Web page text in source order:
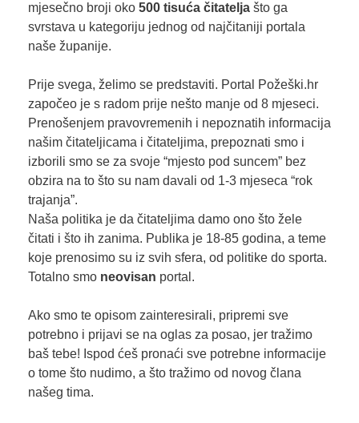
mjesečno broji oko 500 tisuća čitateljašto ga
svrstava u kategoriju jednog od najčitaniji portala
naše županije.
Prije svega, želimo se predstaviti. Portal Požeški.hr
započeo je s radom prije nešto manje od 8 mjeseci.
Prenošenjem pravovremenih i nepoznatih informacija
našim čitateljicama i čitateljima, prepoznati smo i
izborili smo se za svoje “mjesto pod suncem” bez
obzira na to što su nam davali od 1-3 mjeseca “rok
trajanja”.
Naša politika je da čitateljima damo ono što žele
čitati i što ih zanima. Publika je 18-85 godina, a teme
koje prenosimo su iz svih sfera, od politike do sporta.
Totalno smo neovisan portal.
Ako smo te opisom zainteresirali, pripremi sve
potrebno i prijavi se na oglas za posao, jer tražimo
baš tebe! Ispod ćeš pronaći sve potrebne informacije
o tome što nudimo, a što tražimo od novog člana
našeg tima.